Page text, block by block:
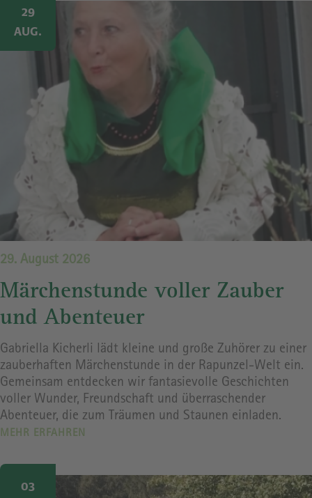
Image
29. August 2026
Märchenstunde voller Zauber
und Abenteuer
Gabriella Kicherli lädt kleine und große Zuhörer zu einer
zauberhaften Märchenstunde in der Rapunzel-Welt ein.
Gemeinsam entdecken wir fantasievolle Geschichten
voller Wunder, Freundschaft und überraschender
Abenteuer, die zum Träumen und Staunen einladen.
MEHR ERFAHREN
29
AUG.
Image
03